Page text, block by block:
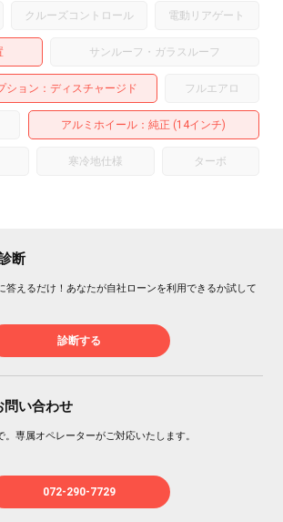
クルーズコントロール 電動リアゲート
サンルーフ・ガラスルーフ
ション ディスチャージド フルエアロ
アルミホイール ：純正 (14インチ)
寒冷地仕様 ターボ
断
答えるだけ！あなたが自社ローンを利用できるか試して
診断する
問い合わせ
専属オペレーターがご対応いたします。
072-290-7729